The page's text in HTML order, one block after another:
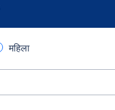
महिला